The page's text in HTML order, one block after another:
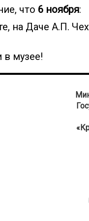
что 6 ноября:
на Даче А.П.
в музее!